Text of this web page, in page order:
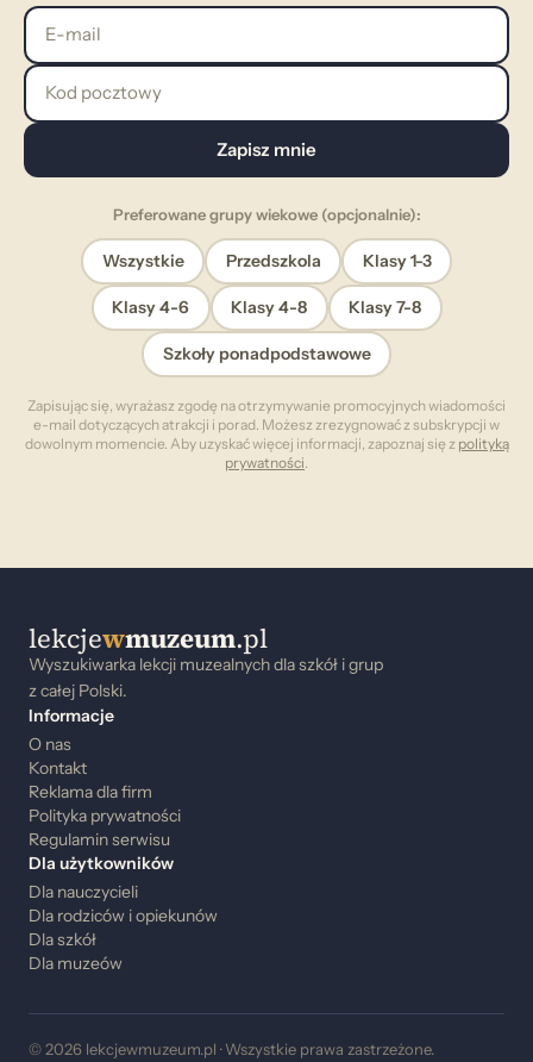
E-mail
Kod pocztowy
Zapisz mnie
Preferowane grupy wiekowe (opcjonalnie):
Wszystkie Przedszkola Klasy 1-3
Klasy 4-6 Klasy 4-8 Klasy 7-8
Szkoły ponadpodstawowe
Zapisując się, wyrażasz zgodę na otrzymywanie promocyjnych wiadomości
e-mail dotyczących atrakcji i porad. Możesz zrezygnować z subskrypcji w
dowolnym momencie. Aby uzyskać więcej informacji, zapoznaj się z polityką
prywatności
lekcjewmuzeum.pl
Wyszukiwarka lekcji muzealnych dla szkół i grup
z całej Polski.
Informacje
O nas
Kontakt
Reklama dla firm
Polityka prywatności
Regulamin serwisu
Dla użytkowników
Dla nauczycieli
Dla rodziców i opiekunów
Dla szkół
Dla muzeów
© 2026 lekcjewmuzeum.pl · Wszystkie prawa zastrzeżone.